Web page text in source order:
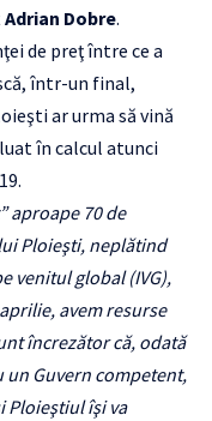
Adrian Dobre.
de preţ între ce a
într-un final,
ar urma să vină
în calcul atunci
aproape 70 de
Ploieşti, neplătind
venitul global (IVG),
avem resurse
încrezător că, odată
un Guvern competent,
Ploieştiul îşi va